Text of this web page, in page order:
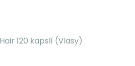
120 kapslí (Vlasy)